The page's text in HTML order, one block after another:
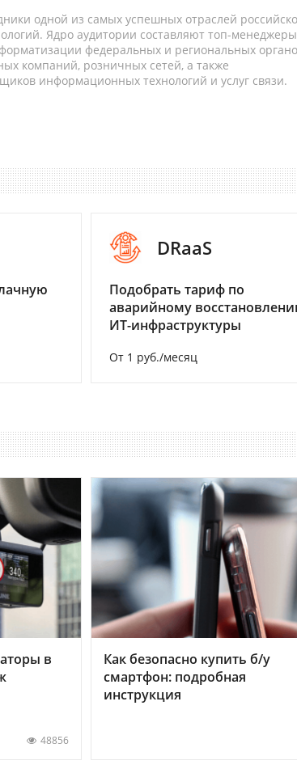
одной из самых успешных отраслей
Ядро аудитории составляют топ-
федеральных и региональных
компаний, розничных сетей, а также
информационных технологий и услуг связи.
DRaaS
Подобрать тариф по
аварийному
ИТ-инфраструктуры
От 1 руб./месяц
в
48856
Как безопасно купить б/у
смартфон: подробная
инструкция